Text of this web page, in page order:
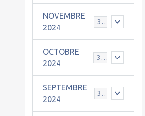
NOVEMBRE
2024
30
OCTOBRE
2024
31
SEPTEMBRE
2024
30